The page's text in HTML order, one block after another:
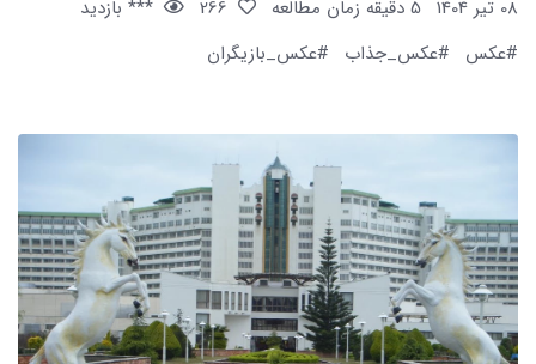
08 تیر 1404
5 دقیقه زمان مطالعه
*** بازدید
#عکس
#عکس_جذاب #عکس_بازیگران